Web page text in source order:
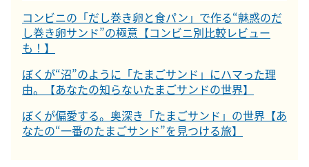
コンビニの「だし巻き卵と食パン」で作る“魅惑のだ
し巻き卵サンド”の極意【コンビニ別比較レビュー
も！】
ぼくが“沼”のように「たまごサンド」にハマった理
由。【あなたの知らないたまごサンドの世界】
ぼくが偏愛する。奥深き「たまごサンド」の世界【あ
なたの“一番のたまごサンド”を見つける旅】